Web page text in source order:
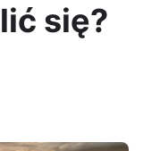
się?